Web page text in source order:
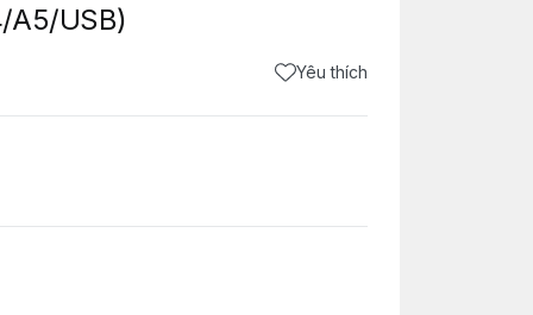
A5/USB)
Yêu thích